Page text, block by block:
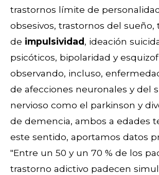
trastornos límite de
obsesivos, trastornos del sueño,
de impulsividad, ideación
psicóticos, bipolaridad y
observando, incluso,
de afecciones neuronales y del
nervioso como el parkinson y
de demencia, ambos a edades
este sentido, aportamos datos
"Entre un 50 y un 70 % de los
trastorno adictivo padecen